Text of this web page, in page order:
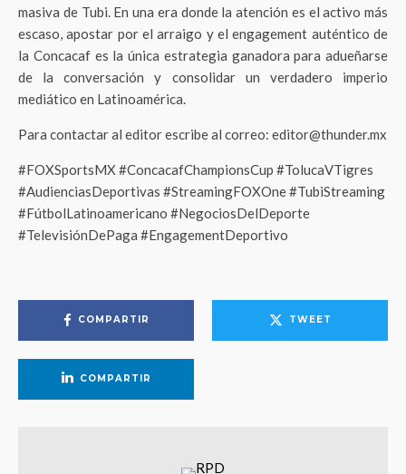
masiva de Tubi. En una era donde la atención es el activo más
escaso, apostar por el arraigo y el engagement auténtico de
la Concacaf es la única estrategia ganadora para adueñarse
de la conversación y consolidar un verdadero imperio
mediático en Latinoamérica.
Para contactar al editor escribe al correo: editor@thunder.mx
#FOXSportsMX #ConcacafChampionsCup #TolucaVTigres
#AudienciasDeportivas #StreamingFOXOne #TubiStreaming
#FútbolLatinoamericano #NegociosDelDeporte
#TelevisiónDePaga #EngagementDeportivo
COMPARTIR TWEET
COMPARTIR